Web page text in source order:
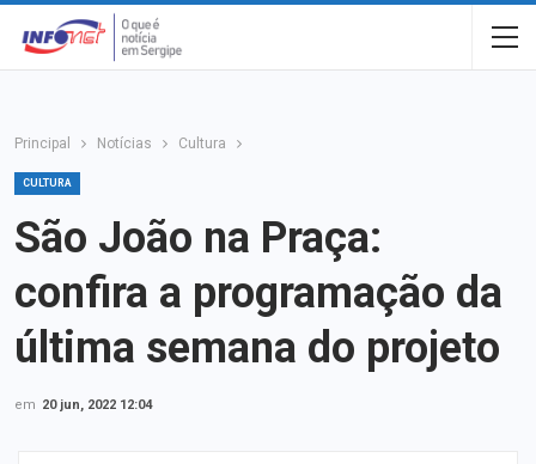
Principal Notícias Cultura
CULTURA
São João na Praça:
confira a programação da
última semana do projeto
em 20 jun, 2022 12:04